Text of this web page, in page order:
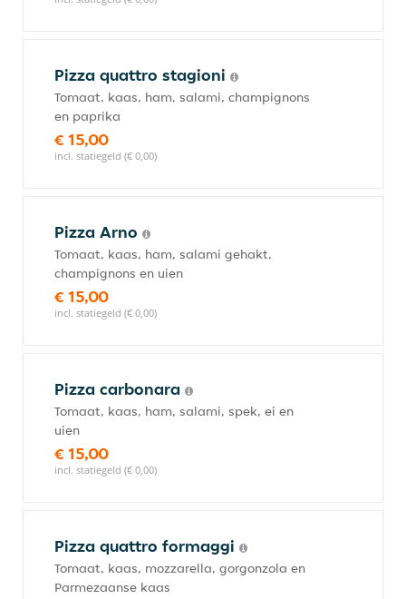
Pizza quattro stagioni
Tomaat, kaas, ham, salami, champignons
en paprika
€ 15,00
incl. statiegeld (€ 0,00)
Pizza Arno
Tomaat, kaas, ham, salami gehakt,
champignons en uien
€ 15,00
incl. statiegeld (€ 0,00)
Pizza carbonara
Tomaat, kaas, ham, salami, spek, ei en
uien
€ 15,00
incl. statiegeld (€ 0,00)
Pizza quattro formaggi
Tomaat, kaas, mozzarella, gorgonzola en
Parmezaanse kaas